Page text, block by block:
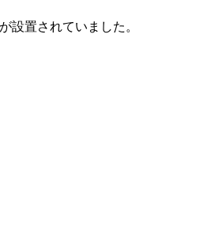
設置されていました。